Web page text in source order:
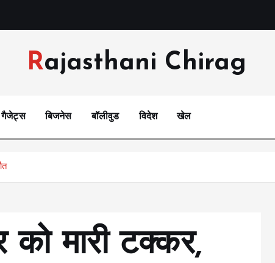
Rajasthani Chirag
गैजेट्स बिजनेस बॉलीवुड विदेश खेल
को मारी टक्कर,